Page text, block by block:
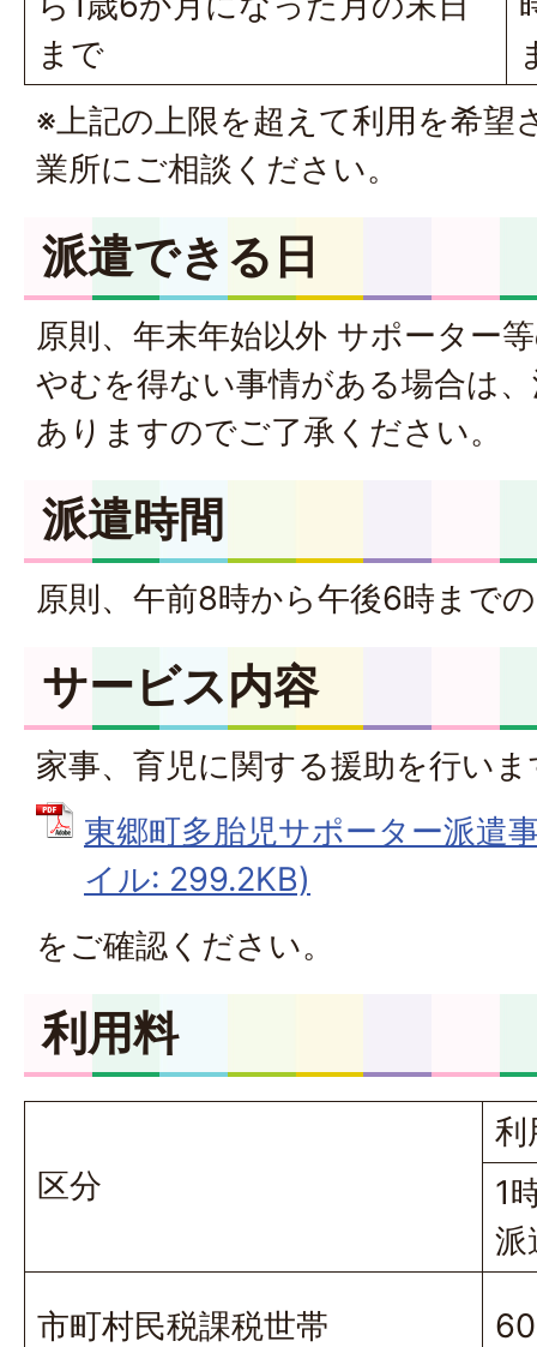
まで
※上記の上限を超えて利用を希望
業所にご相談ください。
派遣できる日
原則、年末年始以外 サポーター
やむを得ない事情がある場合は
ありますのでご了承ください。
派遣時間
原則、午前8時から午後6時まで
サービス内容
家事、育児に関する援助を行い
東郷町多胎児サポーター派遣
イル: 299.2KB)
をご確認ください。
利用料
区分
利
1
派
市町村民税課税世帯